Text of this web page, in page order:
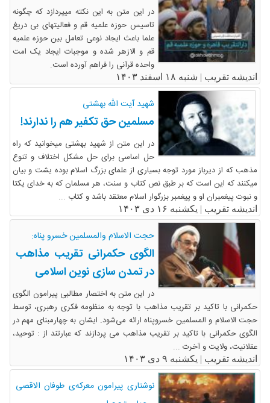
در این متن به این نکته میپردازد که چگونه
تاسیس حوزه علمیه قم و فعالیتهای بی دریغ
علما باعث ایجاد نوعی تعامل بین حوزه علمیه
قم و الازهر شده و موجبات ایجاد یک امت
واحده قرآنی را فراهم آورده است.
اندیشه تقریب | شنبه ۱۸ اسفند ۱۴۰۳
شهید آیت الله بهشتی
مسلمین حق تکفیر هم را ندارند!
در این متن از شهید بهشتی میخوانید که راه
حل اساسی برای حل مشکل اختلاف و تنوع
مذهب که از دیرباز مورد توجه بسیاری از علمای بزرگ اسلام بوده یشت و بیان
میکنند که این است که بر طبق نص کتاب و سنت، هر مسلمان که به خدای یکتا
و نبوت پیغمبران او و پیغمبر بزرگوار اسلام معتقد باشد و کتاب ...
اندیشه تقریب | یکشنبه ۱۶ دی ۱۴۰۳
حجت الاسلام والمسلمین خسرو پناه:
الگوی حکمرانی تقریب مذاهب
در تمدن سازی نوین اسلامی
در این متن به اختصار مطالبی پیرامون الگوی
حکمرانی با تاکید بر تقریب مذاهب با توجه به منظومه فکری رهبری، توسط
حجت الاسلام و المسلمین خسروپناه ارائه می‌شود. ایشان به چهارمبنای مهم در
الگوی حکمرانی با تاکید بر تقریب مذاهب می پردازند که عبارتند از : توحید،
عقلانیت، ولایت و آخرت ...
اندیشه تقریب | یکشنبه ۹ دی ۱۴۰۳
نوشتاری پیرامون معرکه‌ی طوفان الاقصی